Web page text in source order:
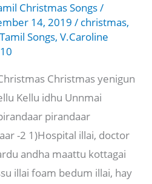
Christmas Songs/
14, 2019/ christmas,
Tamil Songs,V.Caroline
Christmas yenigun
Kellu idhu Unnmai
pirandaar
-2 1)Hospital illai, doctor
andha maattu kottagai
illai foam bedum illai, hay